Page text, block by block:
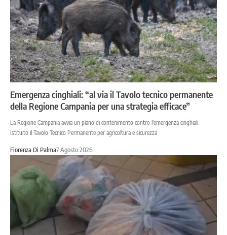
Emergenza cinghiali: “al via il Tavolo tecnico permanente
della Regione Campania per una strategia efficace”
La Regione Campania avvia un piano di contenimento contro l'emergenza cinghiali.
Istituito il Tavolo Tecnico Permanente per agricoltura e sicurezza
Fiorenza Di Palma7 Agosto 2026